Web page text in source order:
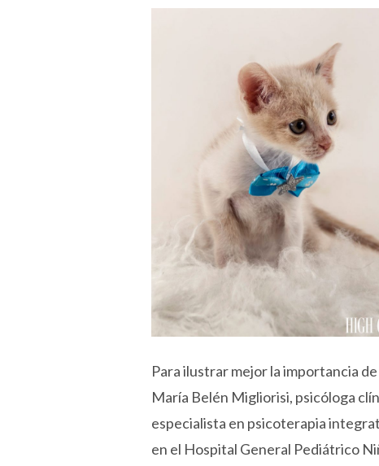
Para ilustrar mejor la importancia
María Belén Migliorisi, psicóloga
especialista en psicoterapia
en el Hospital General Pediátrico